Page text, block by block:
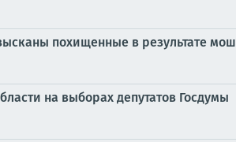
похищенные в результате
на выборах депутатов Госдумы